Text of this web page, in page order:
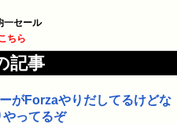
一セール
ちら
記事
がForzaやりだしてるけどな
ってるぞ